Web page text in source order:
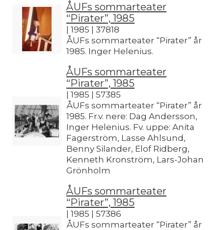
ÅUFs sommarteater
“Pirater”, 1985
| 1985 | 37818
ÅUFs sommarteater “Pirater” år
1985. Inger Helenius.
ÅUFs sommarteater
“Pirater”, 1985
| 1985 | 57385
ÅUFs sommarteater “Pirater” år
1985. Fr.v. nere: Dag Andersson,
Inger Helenius. Fv. uppe: Anita
Fagerström, Lasse Ahlsund,
Benny Silander, Elof Ridberg,
Kenneth Kronström, Lars-Johan
Grönholm
ÅUFs sommarteater
“Pirater”, 1985
| 1985 | 57386
ÅUFs sommarteater “Pirater” år